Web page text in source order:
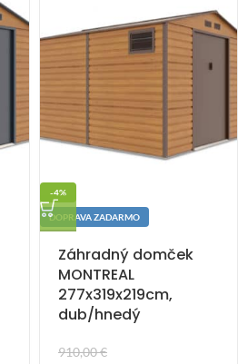
-4%
DOPRAVA ZADARMO
Záhradný domček
MONTREAL
277x319x219cm,
dub/hnedý
910,00€